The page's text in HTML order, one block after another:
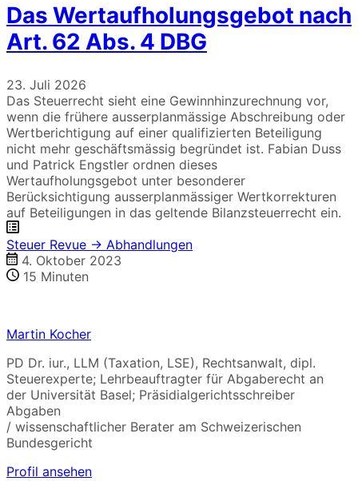
Das Wertaufholungsgebot nach
Art. 62 Abs. 4 DBG
23. Juli 2026
Das Steuerrecht sieht eine Gewinnhinzurechnung vor,
wenn die frühere ausserplanmässige Abschreibung oder
Wertberichtigung auf einer qualifizierten Beteiligung
nicht mehr geschäftsmässig begründet ist. Fabian Duss
und Patrick Engstler ordnen dieses
Wertaufholungsgebot unter besonderer
Berücksichtigung ausserplanmässiger Wertkorrekturen
auf Beteiligungen in das geltende Bilanzsteuerrecht ein.
Steuer Revue → Abhandlungen
4. Oktober 2023
15 Minuten
Martin Kocher
PD Dr. iur., LLM (Taxation, LSE), Rechtsanwalt, dipl.
Steuerexperte; Lehrbeauftragter für Abgaberecht an
der Universität Basel; Präsidialgerichtsschreiber
Abgaben
/ wissenschaftlicher Berater am Schweizerischen
Bundesgericht
Profil ansehen